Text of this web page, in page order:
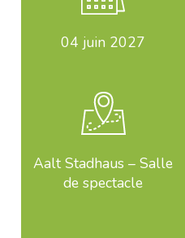
04 juin 2027
Aalt Stadhaus – Salle
de spectacle